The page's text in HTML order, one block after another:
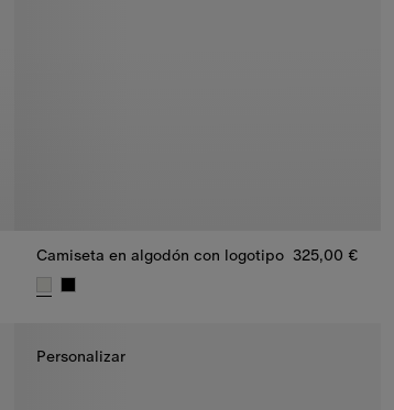
Camiseta en algodón con logotipo 325,00 €
Personalizar